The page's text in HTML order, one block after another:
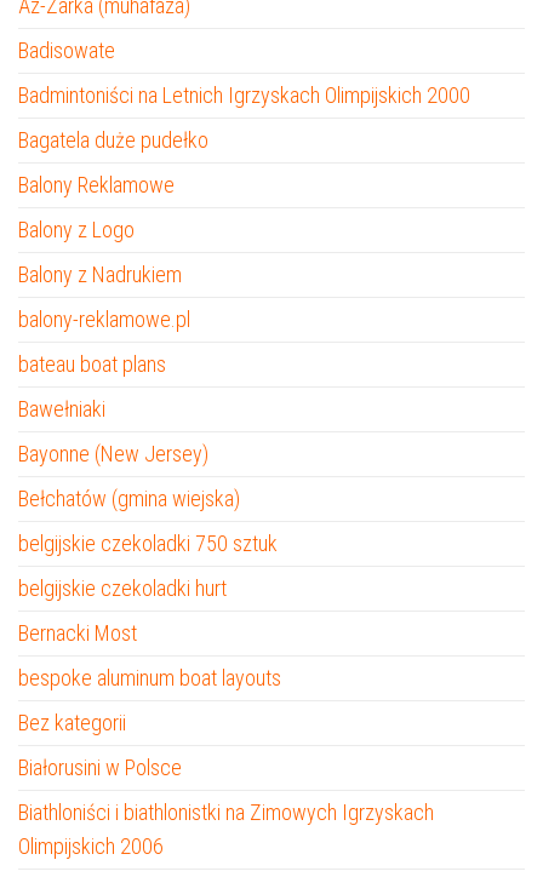
Az-Zarka (muhafaza)
Badisowate
Badmintoniści na Letnich Igrzyskach Olimpijskich 2000
Bagatela duże pudełko
Balony Reklamowe
Balony z Logo
Balony z Nadrukiem
balony-reklamowe.pl
bateau boat plans
Bawełniaki
Bayonne (New Jersey)
Bełchatów (gmina wiejska)
belgijskie czekoladki 750 sztuk
belgijskie czekoladki hurt
Bernacki Most
bespoke aluminum boat layouts
Bez kategorii
Białorusini w Polsce
Biathloniści i biathlonistki na Zimowych Igrzyskach
Olimpijskich 2006